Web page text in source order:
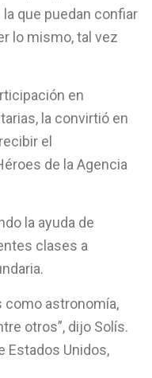
que puedan confiar
lo mismo, tal vez
en
la convirtió en
el
de la Agencia
la ayuda de
clases a
como astronomía,
otros”, dijo Solís.
Estados Unidos,